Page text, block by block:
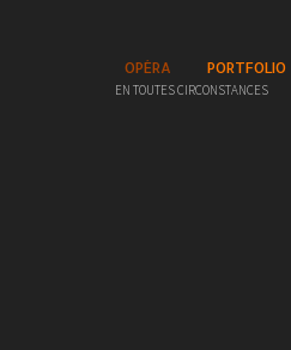
PORTFOLIO
OPÉRA
EN TOUTES CIRCONSTANCES